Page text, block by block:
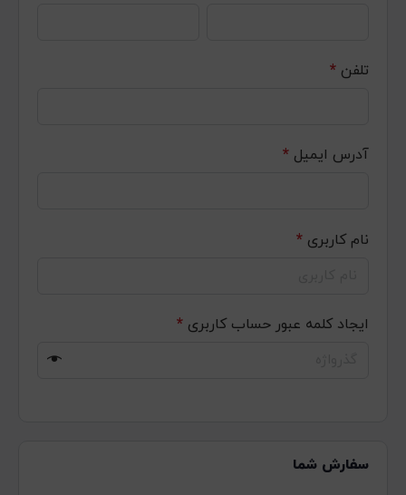
تلفن *
آدرس ایمیل *
نام کاربری *
ایجاد کلمه عبور حساب کاربری *
سفارش شما